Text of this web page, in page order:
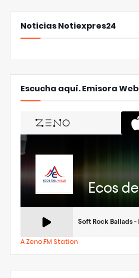
Noticias Notiexpres24
Escucha aquí. Emisora Web
A Zeno.FM Station